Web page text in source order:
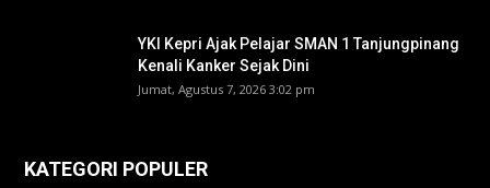
YKI Kepri Ajak Pelajar SMAN 1 Tanjungpinang
Kenali Kanker Sejak Dini
Jumat, Agustus 7, 2026 3:02 pm
KATEGORI POPULER